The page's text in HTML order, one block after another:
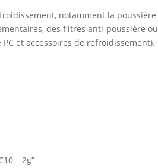
notamment la
des filtres anti-poussière
et accessoires de refroidissement).
– 2g”